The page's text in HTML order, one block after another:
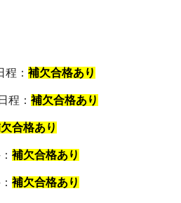
： 補欠合格あり
程： 補欠合格あり
合格あり
補欠合格あり
補欠合格あり